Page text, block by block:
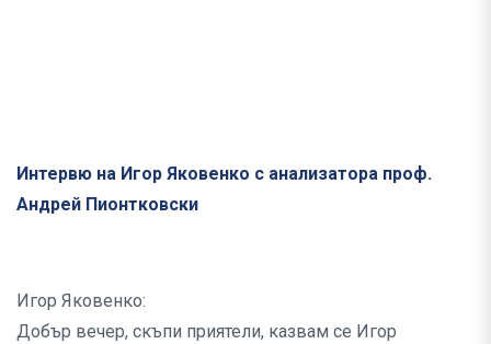
Интервю на Игор Яковенко с анализатора проф.
Андрей Пионтковски
Игор Яковенко:
Добър вечер, скъпи приятели, казвам се Игор